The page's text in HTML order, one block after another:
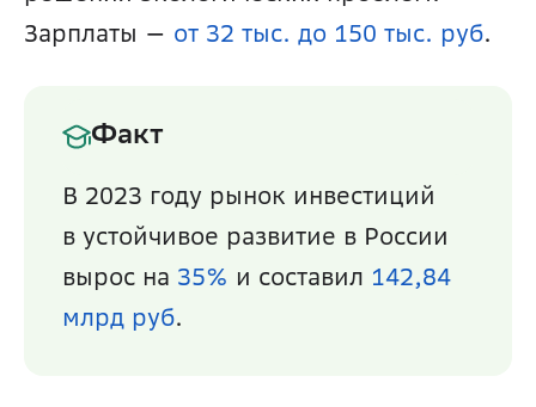
Зарплаты — от 32 тыс. до 150 тыс. руб.
Факт
В 2023 году рынок инвестиций
в устойчивое развитие в России
вырос на 35% и составил 142,84
млрд руб.